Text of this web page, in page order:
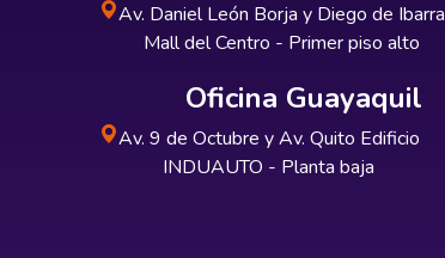
Av. Daniel León Borja y Diego de Ibarra
Mall del Centro - Primer piso alto
Oficina Guayaquil
Av. 9 de Octubre y Av. Quito Edificio
INDUAUTO - Planta baja